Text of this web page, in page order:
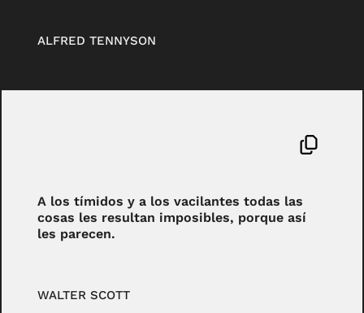
ALFRED TENNYSON
A los tímidos y a los vacilantes todas las
cosas les resultan imposibles, porque así
les parecen.
WALTER SCOTT